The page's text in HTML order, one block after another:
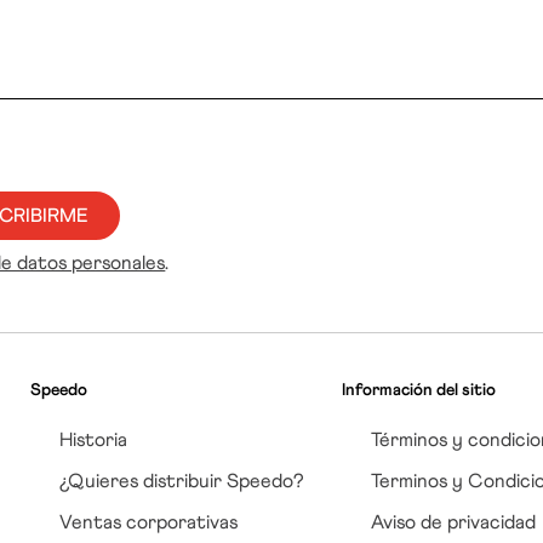
datos personales.
Speedo
Historia
¿Quieres distribuir Speedo?
Ventas corporativas
Información del sitio
Términos y
Terminos y
Aviso de privacidad